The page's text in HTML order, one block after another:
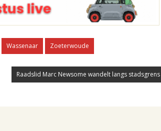
Wassenaar Zoeterwoude
Raadslid Marc Newsome wandelt langs